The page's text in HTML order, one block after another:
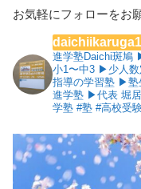
お気軽にフォローをお
進学塾Daichi斑鳩
小1〜中3 ▶︎少人数
指導の学習塾 ▶︎塾
進学塾 ▶︎代表 堀
学塾 #塾 #高校受